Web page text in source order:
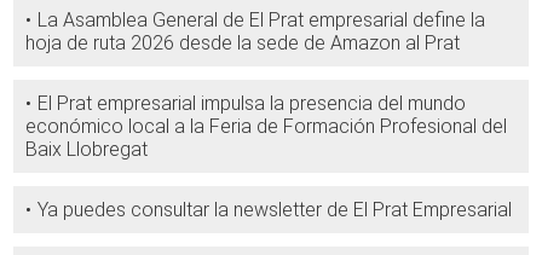
La Asamblea General de El Prat empresarial define la
hoja de ruta 2026 desde la sede de Amazon al Prat
El Prat empresarial impulsa la presencia del mundo
económico local a la Feria de Formación Profesional del
Baix Llobregat
Ya puedes consultar la newsletter de El Prat Empresarial